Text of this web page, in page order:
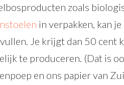
zoals
in verpakken, kan je
Je krijgt dan 50 cent
te produceren. (Dat is
en ons papier van